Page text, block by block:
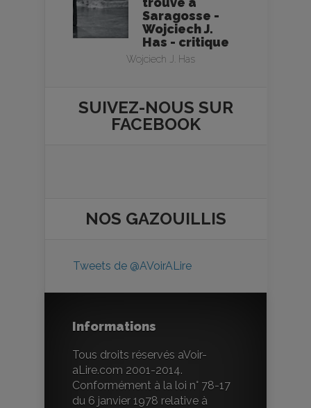
Saragosse -
Wojciech J.
Has - critique
Wojciech J. Has
SUIVEZ-NOUS SUR
FACEBOOK
NOS GAZOUILLIS
Tweets de @AVoirALire
Informations
Tous droits réservés aVoir-
aLire.com 2001-2014.
Conformément à la loi n° 78-17
du 6 janvier 1978 relative à